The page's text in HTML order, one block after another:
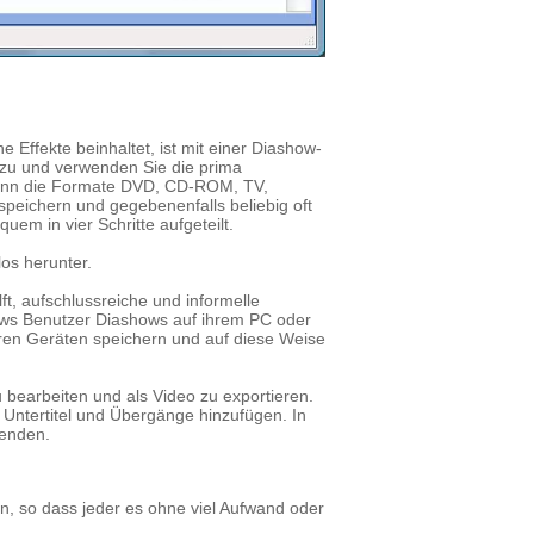
Effekte beinhaltet, ist mit einer Diashow-
und verwenden Sie die prima
die Formate DVD, CD-ROM, TV,
und gegebenenfalls beliebig oft
in vier Schritte aufgeteilt.
herunter.
aufschlussreiche und informelle
Benutzer Diashows auf ihrem PC oder
Geräten speichern und auf diese Weise
und als Video zu exportieren.
und Übergänge hinzufügen. In
so dass jeder es ohne viel Aufwand oder